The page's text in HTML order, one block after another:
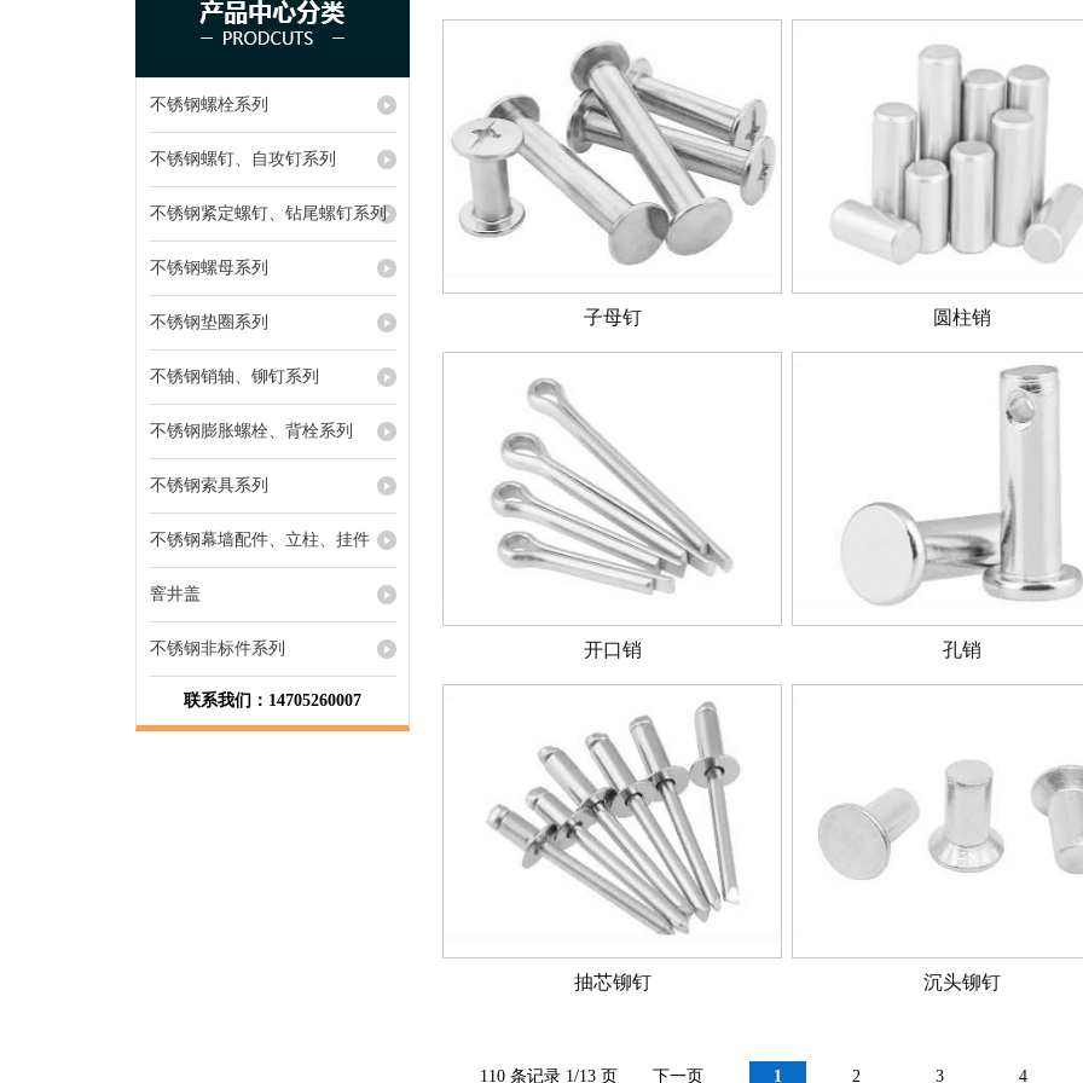
不锈钢螺栓系列
不锈钢螺钉、自攻钉系列
不锈钢紧定螺钉、钻尾螺钉系列
不锈钢螺母系列
不锈钢垫圈系列
不锈钢销轴、铆钉系列
不锈钢膨胀螺栓、背栓系列
不锈钢索具系列
不锈钢幕墙配件、立柱、挂件
窨井盖
不锈钢非标件系列
联系我们：14705260007
子母钉 圆柱销
开口销 孔销
抽芯铆钉 沉头铆钉
110 条记录 1/13 页 下一页 1 2 3 4